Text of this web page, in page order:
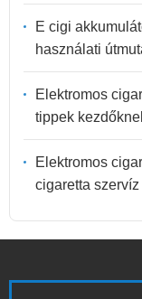
E cigi
használati
Elektromos
tippek
Elektromos
cigaretta